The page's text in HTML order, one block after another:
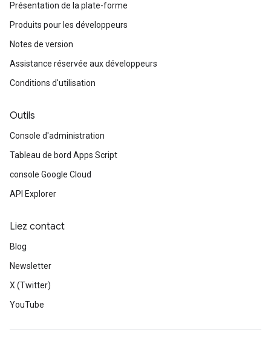
Présentation de la plate-forme
Produits pour les développeurs
Notes de version
Assistance réservée aux développeurs
Conditions d'utilisation
Outils
Console d'administration
Tableau de bord Apps Script
console Google Cloud
API Explorer
Liez contact
Blog
Newsletter
X (Twitter)
YouTube